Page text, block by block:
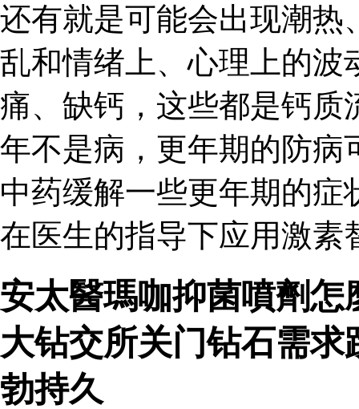
还有就是可能会出现潮热
乱和情绪上、心理上的波
痛、缺钙，这些都是钙质
年不是病，更年期的防病
中药缓解一些更年期的
在医生的指导下应用激素
安太醫瑪咖抑菌噴劑
大钻交所关门钻石需
勃持久